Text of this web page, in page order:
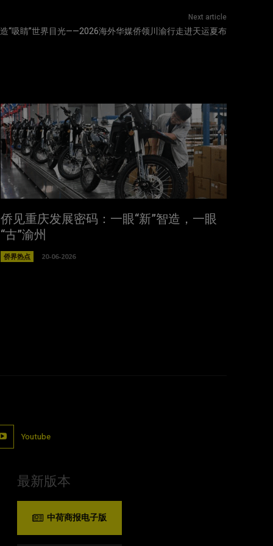
Next article
“吸睛”世界目光——2026海外华媒侨领川渝行走进天运夏布
侨见重庆发展密码：一眼“新”智造，一眼
“古”渝州
侨界热点 20-06-2026
Youtube
最新版本
中荷商报电子版